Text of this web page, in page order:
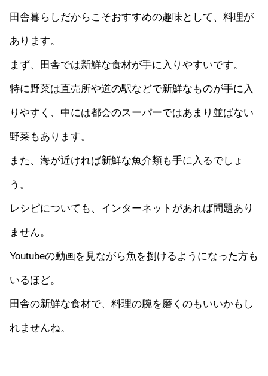
田舎暮らしだからこそおすすめの趣味として、料理が
あります。
まず、田舎では新鮮な食材が手に入りやすいです。
特に野菜は直売所や道の駅などで新鮮なものが手に入
りやすく、中には都会のスーパーではあまり並ばない
野菜もあります。
また、海が近ければ新鮮な魚介類も手に入るでしょ
う。
レシピについても、インターネットがあれば問題あり
ません。
Youtubeの動画を見ながら魚を捌けるようになった方も
いるほど。
田舎の新鮮な食材で、料理の腕を磨くのもいいかもし
れませんね。